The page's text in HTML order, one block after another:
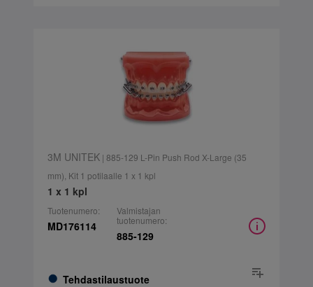
3M UNITEK| 885-129 L-Pin Push Rod X-Large (35
mm), Kit 1 potilaalle 1 x 1 kpl
1 x 1 kpl
Tuotenumero:
MD176114
Tehdastilaustuote
Valmistajan
tuotenumero:
885-129